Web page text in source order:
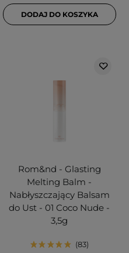
DODAJ DO KOSZYKA
Rom&nd - Glasting
Melting Balm -
Nabłyszczający Balsam
do Ust - 01 Coco Nude -
3,5g
83